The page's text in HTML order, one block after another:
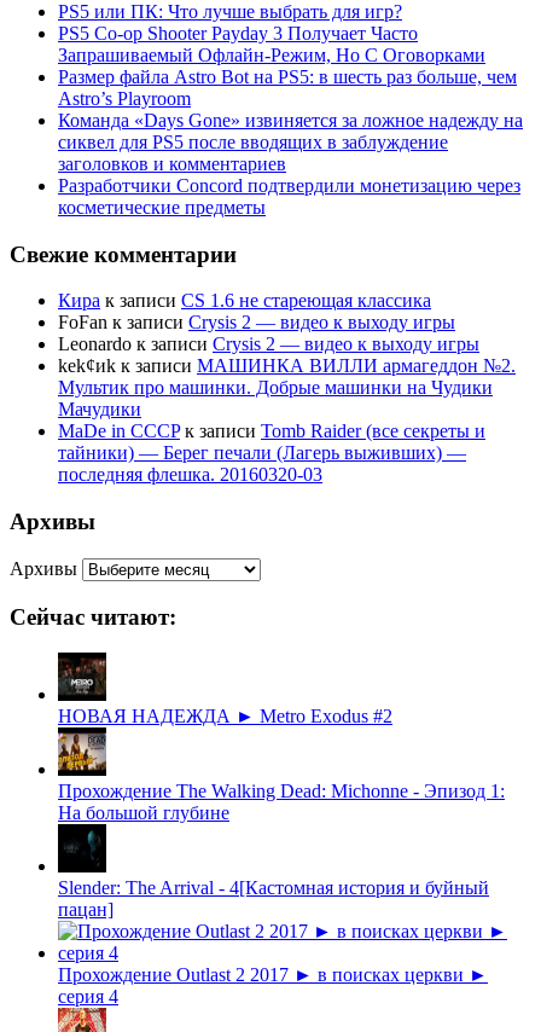
PS5 или ПК: Что лучше выбрать для игр?
PS5 Co-op Shooter Payday 3 Получает Часто
Запрашиваемый Офлайн-Режим, Но С Оговорками
Размер файла Astro Bot на PS5: в шесть раз больше, чем
Astro’s Playroom
Команда «Days Gone» извиняется за ложное надежду на
сиквел для PS5 после вводящих в заблуждение
заголовков и комментариев
Разработчики Concord подтвердили монетизацию через
косметические предметы
Свежие комментарии
Кира к записи CS 1.6 не стареющая классика
FoFan к записи Crysis 2 — видео к выходу игры
Leonardo к записи Crysis 2 — видео к выходу игры
kek¢иk к записи МАШИНКА ВИЛЛИ армагеддон №2.
Мультик про машинки. Добрые машинки на Чудики
Мачудики
MaDe in CCCPк записи Tomb Raider (все секреты и
тайники) — Берег печали (Лагерь выживших) —
последняя флешка. 20160320-03
Архивы
Архивы
Сейчас читают:
НОВАЯ НАДЕЖДА ► Metro Exodus #2
Прохождение The Walking Dead: Michonne - Эпизод 1:
На большой глубине
Slender: The Arrival - 4[Кастомная история и буйный
пацан]
Прохождение Outlast 2 2017 ► в поисках церкви ►
серия 4